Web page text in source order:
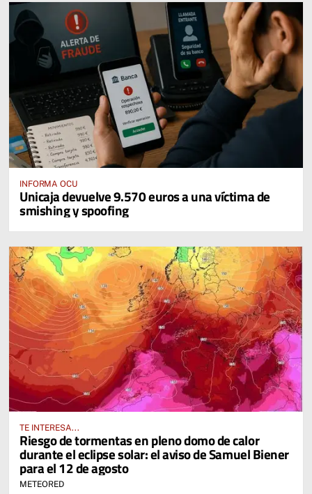
INFORMA OCU
Unicaja devuelve 9.570 euros a una víctima de
smishing y spoofing
TE INTERESA...
Riesgo de tormentas en pleno domo de calor
durante el eclipse solar: el aviso de Samuel Biener
para el 12 de agosto
METEORED